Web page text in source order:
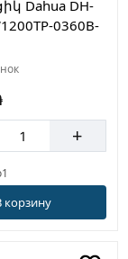
Dahua DH-
0360B-
+
корзину